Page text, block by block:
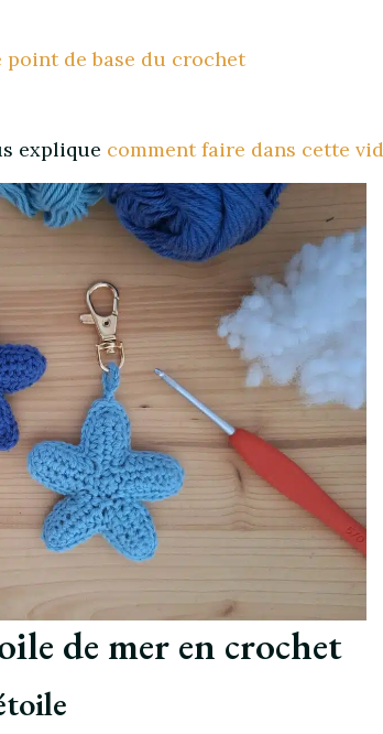
point de base du crochet
explique comment faire dans cette
de mer en crochet